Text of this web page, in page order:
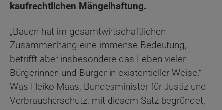
kaufrechtlichen Mängelhaftung.
„Bauen hat im gesamtwirtschaftlichen
Zusammenhang eine immense Bedeutung,
betrifft aber insbesondere das Leben vieler
Bürgerinnen und Bürger in existentieller Weise.“
Was Heiko Maas, Bundesminister für Justiz und
Verbraucherschutz, mit diesem Satz begründet,